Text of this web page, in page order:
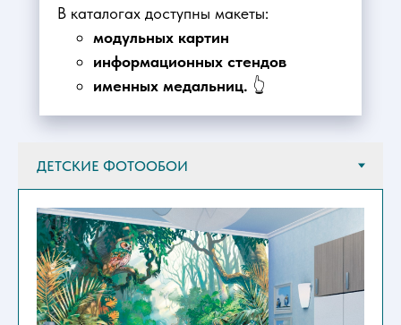
В каталогах доступны макеты:
модульных картин
информационных стендов
именных медальниц. 👆